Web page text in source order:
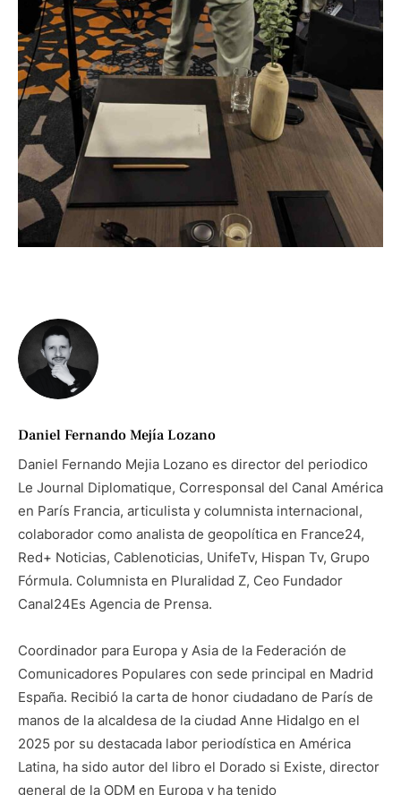
Daniel Fernando Mejía Lozano
Daniel Fernando Mejia Lozano es director del periodico
Le Journal Diplomatique, Corresponsal del Canal América
en París Francia, articulista y columnista internacional,
colaborador como analista de geopolítica en France24,
Red+ Noticias, Cablenoticias, UnifeTv, Hispan Tv, Grupo
Fórmula. Columnista en Pluralidad Z, Ceo Fundador
Canal24Es Agencia de Prensa.
Coordinador para Europa y Asia de la Federación de
Comunicadores Populares con sede principal en Madrid
España. Recibió la carta de honor ciudadano de París de
manos de la alcaldesa de la ciudad Anne Hidalgo en el
2025 por su destacada labor periodística en América
Latina, ha sido autor del libro el Dorado si Existe, director
general de la ODM en Europa y ha tenido